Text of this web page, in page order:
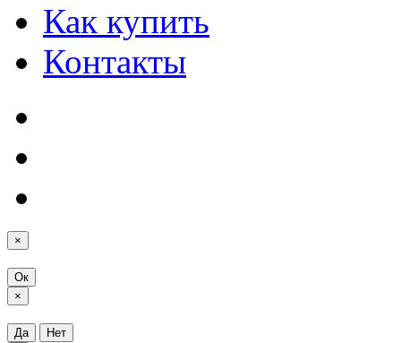
Как купить
Контакты
×
Ок
×
Да
Нет